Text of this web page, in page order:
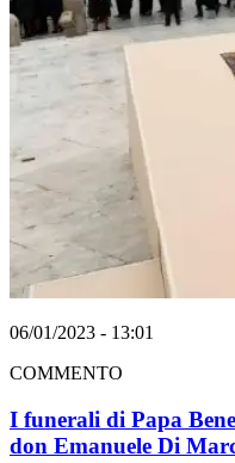
06/01/2023 - 13:01
COMMENTO
I funerali di Papa
don Emanuele Di